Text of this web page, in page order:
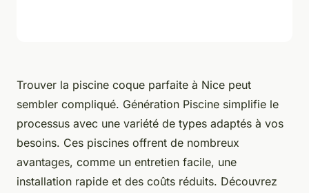
Trouver la piscine coque parfaite à Nice peut
sembler compliqué. Génération Piscine simplifie le
processus avec une variété de types adaptés à vos
besoins. Ces piscines offrent de nombreux
avantages, comme un entretien facile, une
installation rapide et des coûts réduits. Découvrez